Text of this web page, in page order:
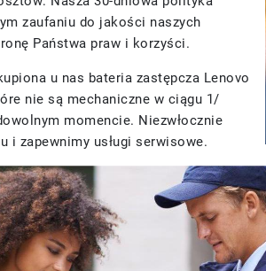
zaufaniu do jakości naszych
Państwa praw i korzyści.
u nas bateria zastępcza Lenovo
nie są mechaniczne w ciągu 1/
momencie. Niezwłocznie
i zapewnimy usługi serwisowe.